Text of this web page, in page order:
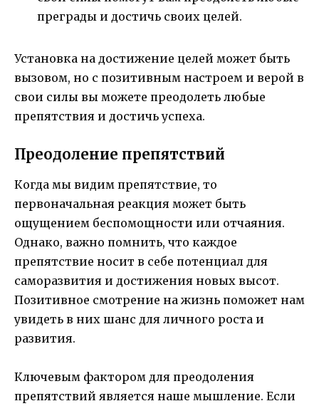
преграды и достичь своих целей.
Установка на достижение целей может быть
вызовом, но с позитивным настроем и верой в
свои силы вы можете преодолеть любые
препятствия и достичь успеха.
Преодоление препятствий
Когда мы видим препятствие, то
первоначальная реакция может быть
ощущением беспомощности или отчаяния.
Однако, важно помнить, что каждое
препятствие носит в себе потенциал для
саморазвития и достижения новых высот.
Позитивное смотрение на жизнь поможет нам
увидеть в них шанс для личного роста и
развития.
Ключевым фактором для преодоления
препятствий является наше мышление. Если